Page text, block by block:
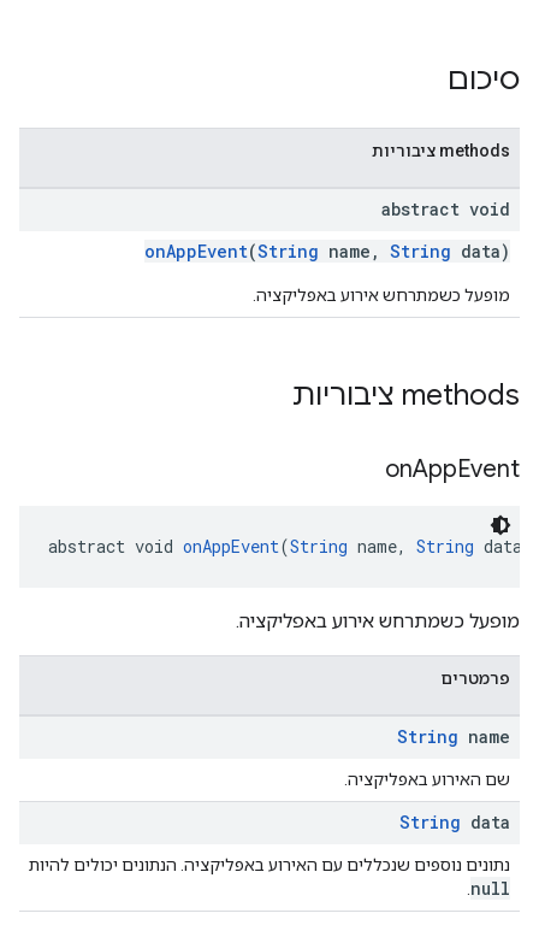
סיכום
‫methods ציבוריות
abstract void
onAppEvent(String name, String data)
מופעל כשמתרחש אירוע באפליקציה.
‫methods ציבוריות
onAppEvent
abstract void onAppEvent(String name, String data)
מופעל כשמתרחש אירוע באפליקציה.
פרמטרים
String name
שם האירוע באפליקציה.
String data
נתונים נוספים שנכללים עם האירוע באפליקציה. הנתונים יכולים להיות
null